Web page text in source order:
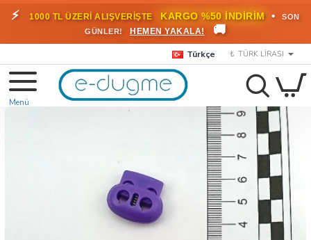
⚡ 1000 TL ÜZERİ ALIŞVERİŞTE KARGO %50 İNDİRİM •
SON
GÜNLER!
HEMEN YAKALA! 🚚
Türkçe ₺ TÜRK LIRASI